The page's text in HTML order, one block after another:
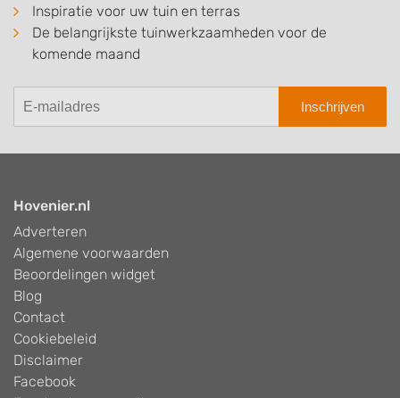
Inspiratie voor uw tuin en terras
De belangrijkste tuinwerkzaamheden voor de
komende maand
Inschrijven
Hovenier.nl
Adverteren
Algemene voorwaarden
Beoordelingen widget
Blog
Contact
Cookiebeleid
Disclaimer
Facebook